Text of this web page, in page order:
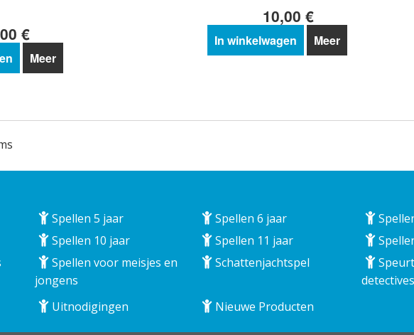
€
Meer
10,00 €
In winkelwagen Meer
Spellen 5 jaar Spellen 6 jaar
Spellen 10 jaar Spellen 11 jaar
Spellen voor meisjes en
jongens
Schattenjachtspel
detectives
Uitnodigingen Nieuwe Producten